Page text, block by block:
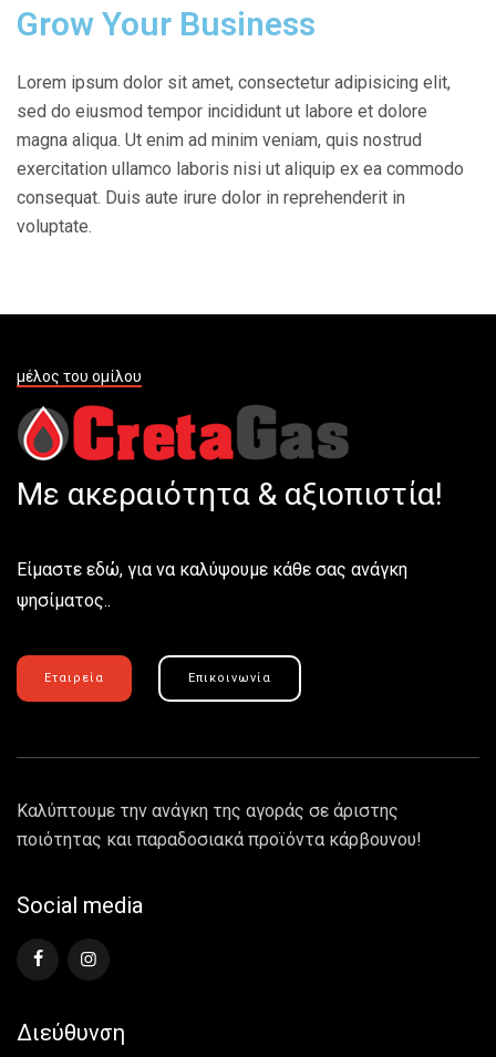
Grow Your Business
Lorem ipsum dolor sit amet, consectetur adipisicing elit,
sed do eiusmod tempor incididunt ut labore et dolore
magna aliqua. Ut enim ad minim veniam, quis nostrud
exercitation ullamco laboris nisi ut aliquip ex ea commodo
consequat. Duis aute irure dolor in reprehenderit in
voluptate.
μέλος του ομίλου
Με ακεραιότητα & αξιοπιστία!
Είμαστε εδώ, για να καλύψουμε κάθε σας ανάγκη
ψησίματος..
Εταιρεία Επικοινωνία
Καλύπτουμε την ανάγκη της αγοράς σε άριστης
ποιότητας και παραδοσιακά προϊόντα κάρβουνου!
Social media
Διεύθυνση